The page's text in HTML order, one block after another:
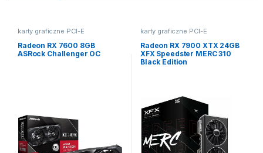
karty graficzne PCI-E
Radeon RX 7600 8GB
ASRock Challenger OC
karty graficzne PCI-E
Radeon RX 7900 XTX 24GB
XFX Speedster MERC 310
Black Edition